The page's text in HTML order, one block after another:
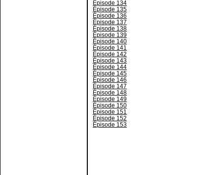
Épisode 134
Épisode 135
Épisode 136
Épisode 137
Épisode 138
Épisode 139
Épisode 140
Épisode 141
Épisode 142
Épisode 143
Épisode 144
Épisode 145
Épisode 146
Épisode 147
Épisode 148
Épisode 149
Épisode 150
Épisode 151
Épisode 152
Épisode 153